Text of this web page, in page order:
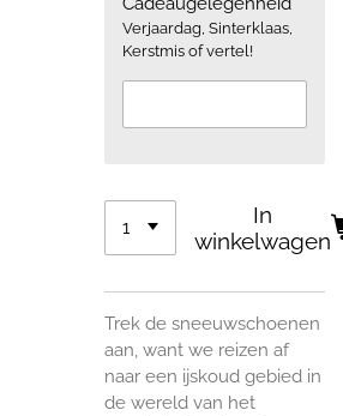
Verjaardag, Sinterklaas,
Kerstmis of vertel!
In
winkelwagen
Trek de sneeuwschoenen
aan, want we reizen af
naar een ijskoud gebied in
de wereld van het